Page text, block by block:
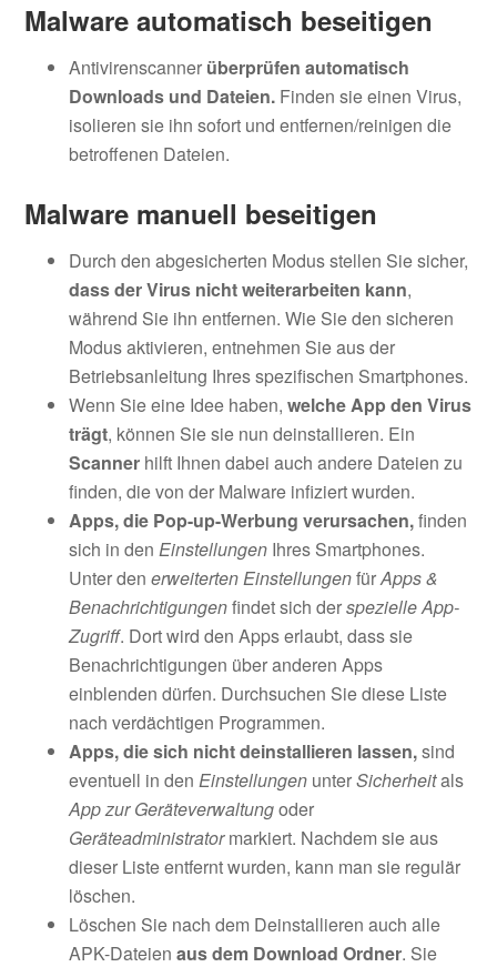
Malware automatisch beseitigen
Antivirenscanner überprüfen automatisch
Downloads und Dateien. Finden sie einen Virus,
isolieren sie ihn sofort und entfernen/reinigen die
betroffenen Dateien.
Malware manuell beseitigen
Durch den abgesicherten Modus stellen Sie sicher,
dass der Virus nicht weiterarbeiten kann,
während Sie ihn entfernen. Wie Sie den sicheren
Modus aktivieren, entnehmen Sie aus der
Betriebsanleitung Ihres spezifischen Smartphones.
Wenn Sie eine Idee haben,welche App den Virus
trägt, können Sie sie nun deinstallieren. Ein
Scanner hilft Ihnen dabei auch andere Dateien zu
finden, die von der Malware infiziert wurden.
Apps, die Pop-up-Werbung verursachen,finden
sich in denEinstellungen Ihres Smartphones.
Unter denerweiterten EinstellungenfürApps &
Benachrichtigungenfindet sich derspezielle App-
Zugriff. Dort wird den Apps erlaubt, dass sie
Benachrichtigungen über anderen Apps
einblenden dürfen. Durchsuchen Sie diese Liste
nach verdächtigen Programmen.
Apps, die sich nicht deinstallieren lassen,sind
eventuell in denEinstellungen unterSicherheitals
App zur Geräteverwaltungoder
Geräteadministratormarkiert. Nachdem sie aus
dieser Liste entfernt wurden, kann man sie regulär
löschen.
Löschen Sie nach dem Deinstallieren auch alle
APK-Dateienaus dem Download Ordner. Sie